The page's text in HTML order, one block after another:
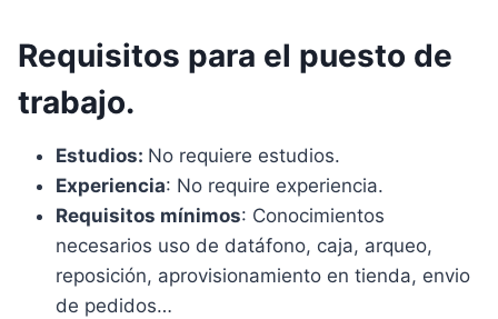
Requisitos para el puesto de
trabajo.
Estudios: No requiere estudios.
Experiencia: No require experiencia.
Requisitos mínimos: Conocimientos
necesarios uso de datáfono, caja, arqueo,
reposición, aprovisionamiento en tienda, envio
de pedidos…